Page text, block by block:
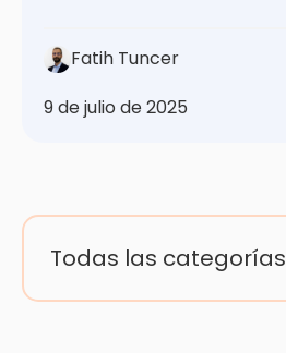
Fatih Tuncer
9 de julio de 2025
Todas las categorías